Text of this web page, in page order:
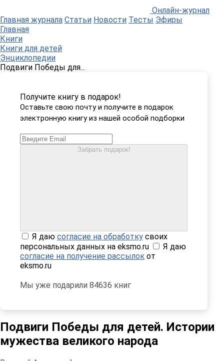
Онлайн-журнал
Главная журнала Статьи Новости Тесты Эфиры
Главная
Книги
Книги для детей
Энциклопедии
Подвиги Победы для...
Получите книгу в подарок!
Оставьте свою почту и получите в подарок
электронную книгу из нашей особой подборки
Забрать подарок!
Я даю согласие на обработку своих
персональных данных на eksmo.ru
Я даю
согласие на получение рассылок от
eksmo.ru
Мы уже подарили 84636 книг
Подвиги Победы для детей. Истории
мужества великого народа